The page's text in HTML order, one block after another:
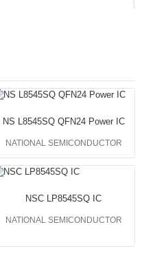
NS L8545SQ QFN24 Power IC
NATIONAL SEMICONDUCTOR
NSC LP8545SQ IC
NATIONAL SEMICONDUCTOR